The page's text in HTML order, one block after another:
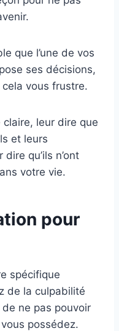
que l’une de vos
ses décisions,
vous frustre.
leur dire que
et leurs
qu’ils n’ont
votre vie.
pour
spécifique
de la culpabilité
ne pas pouvoir
possédez.